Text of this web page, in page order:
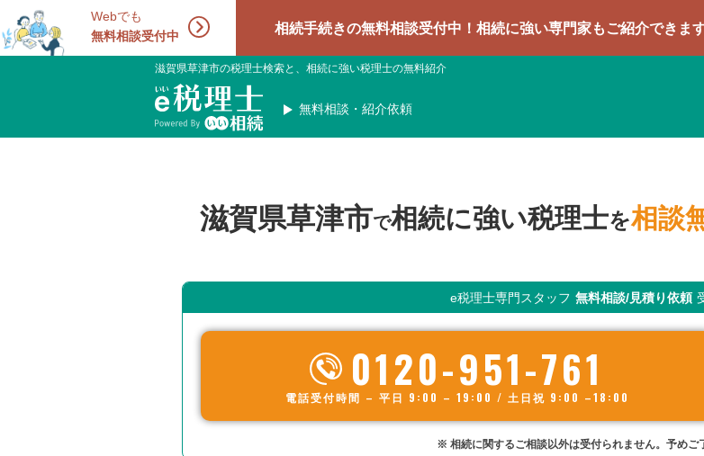
Webでも
無料相談受付中
相続手続きの無料相談受付中！相続に強い専門家もご紹介できます。お気軽
滋賀県草津市の税理士検索と、相続に強い税理士の無料紹介
無料相談・紹介依頼
滋賀県草津市で相続に強い税理士を相談
e税理士専門スタッフ 無料相談/見積り依頼
0120-951-761
電話受付時間 – 平日 9:00 – 19:00 / 土日祝 9:00 –18:00
※ 相続に関するご相談以外は受付られません。予めご